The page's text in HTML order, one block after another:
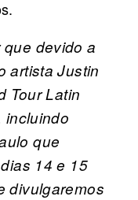
que devido a
artista Justin
Tour Latin
incluindo
que
14 e 15
divulgaremos